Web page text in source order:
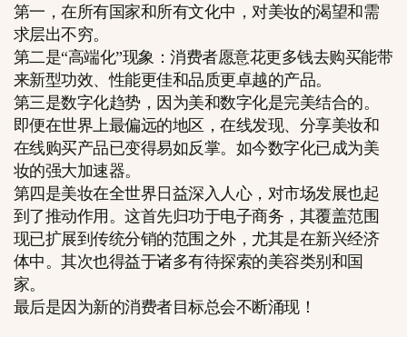
第一，在所有国家和所有文化中，对美妆的渴望和需
求层出不穷。
第二是“高端化”现象：消费者愿意花更多钱去购买能带
来新型功效、性能更佳和品质更卓越的产品。
第三是数字化趋势，因为美和数字化是完美结合的。
即便在世界上最偏远的地区，在线发现、分享美妆和
在线购买产品已变得易如反掌。如今数字化已成为美
妆的强大加速器。
第四是美妆在全世界日益深入人心，对市场发展也起
到了推动作用。这首先归功于电子商务，其覆盖范围
现已扩展到传统分销的范围之外，尤其是在新兴经济
体中。其次也得益于诸多有待探索的美容类别和国
家。
最后是因为新的消费者目标总会不断涌现！